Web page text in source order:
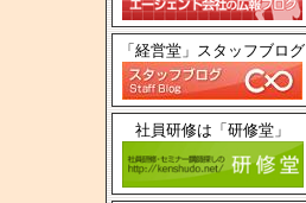
「経営堂」スタッフブログ
社員研修は「研修堂」